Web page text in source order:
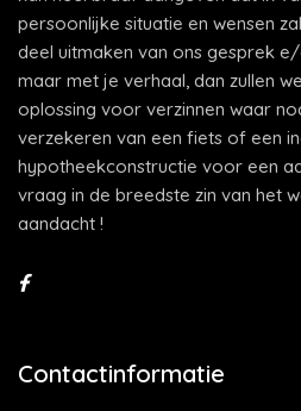
persoonlijke situatie en wensen
deel uitmaken van ons gesprek
maar met je verhaal, dan zullen
oplossing voor verzinnen waar
verzekeren van een fiets of een
hypotheekconstructie voor een
vraag in de breedste zin van het
aandacht !
Contactinformatie